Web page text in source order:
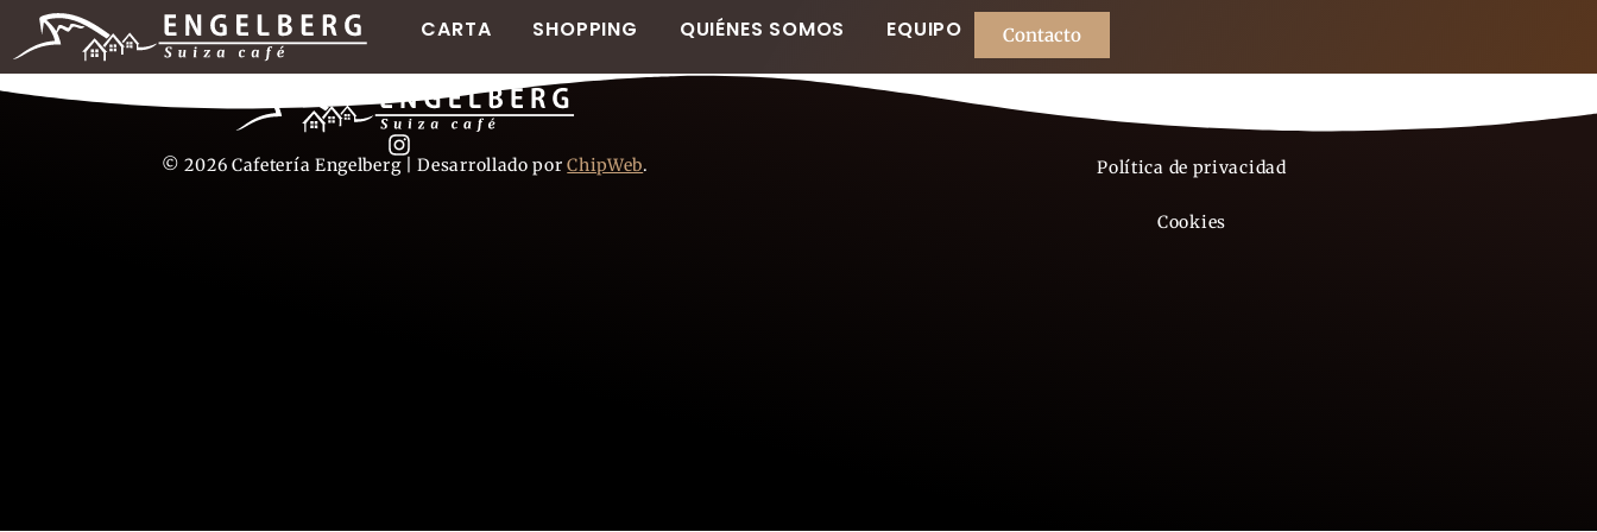
CARTA SHOPPING QUIÉNES SOMOS EQUIPO Contacto
© 2026 Cafetería Engelberg | Desarrollado porChipWeb. Política de privacidad
Cookies